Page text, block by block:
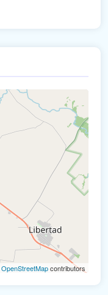
OpenStreetMapcontributors